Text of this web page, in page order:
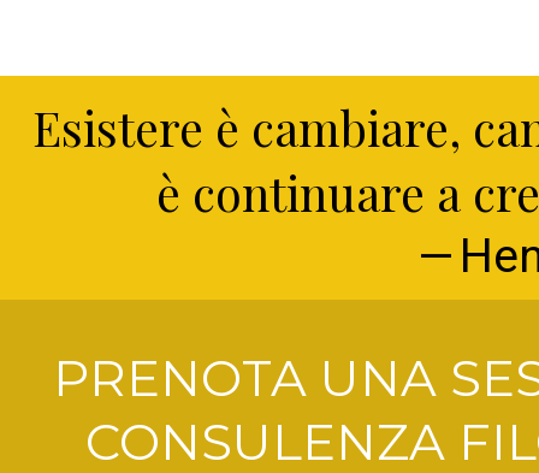
Esistere è cambiare,
è continuare a
PRENOTA UNA
CONSULENZA